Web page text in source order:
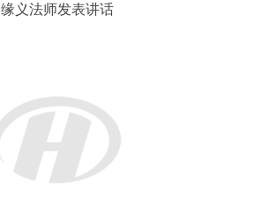
缘义法师发表讲话